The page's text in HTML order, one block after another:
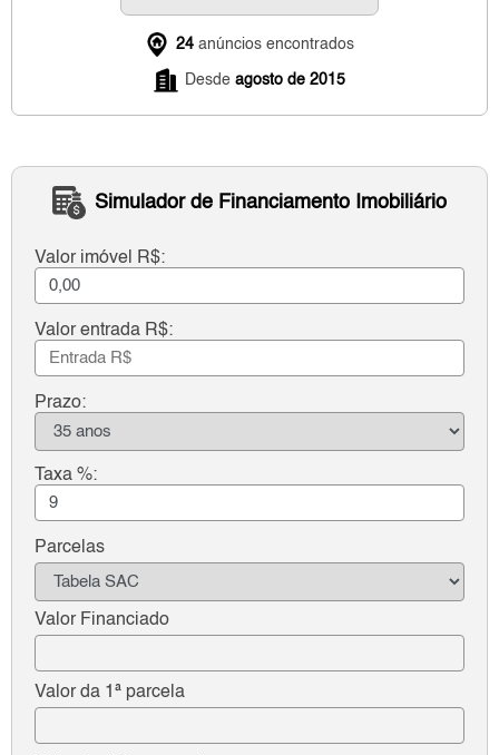
24 anúncios encontrados
Desde agosto de 2015
Simulador de Financiamento Imobiliário
Valor imóvel R$:
Valor entrada R$:
Prazo:
Taxa %:
Parcelas
Valor Financiado
Valor da 1ª parcela